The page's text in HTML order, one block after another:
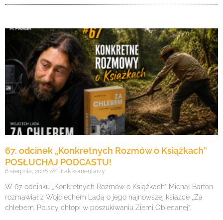
67. odcinek „Konkretnych Rozmów o Książkach”
POSŁUCHAJ PODCASTU!
6 sierpnia, 2026 Brak komentarzy
W 67. odcinku „Konkretnych Rozmów o Książkach” Michał Barton
rozmawiał z Wojciechem Ladą o jego najnowszej książce „Za
chlebem. Polscy chłopi w poszukiwaniu Ziemi Obiecanej”,